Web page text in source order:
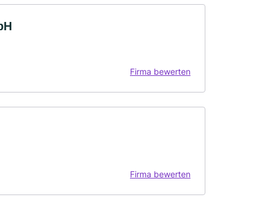
Firma bewerten
Firma bewerten